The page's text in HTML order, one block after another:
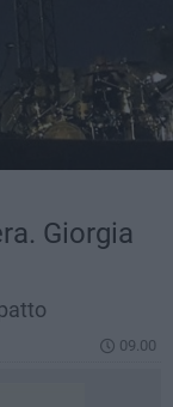
Giorgia
09.00